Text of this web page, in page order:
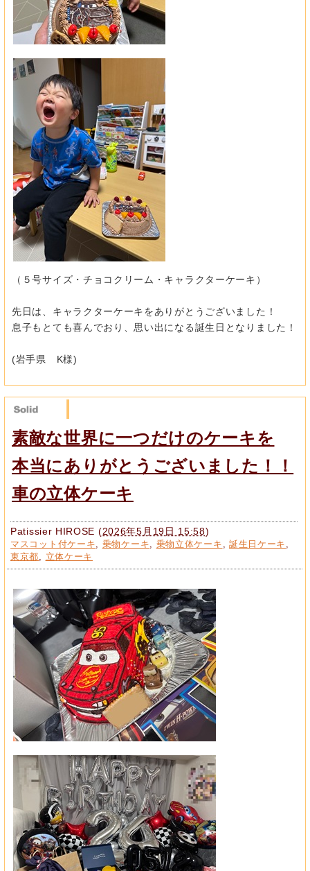
（５号サイズ・チョコクリーム・キャラクターケーキ）
先日は、キャラクターケーキをありがとうございました！
息子もとても喜んでおり、思い出になる誕生日となりました！
(岩手県 K様)
素敵な世界に一つだけのケーキを
本当にありがとうございました！！
車の立体ケーキ
Patissier HIROSE (2026年5月19日 15:58)
マスコット付ケーキ 乗物ケーキ 乗物立体ケーキ 誕生日ケーキ
東京都
立体ケーキ